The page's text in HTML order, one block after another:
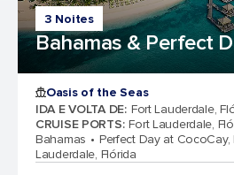
3 Noites
Bahamas & Perfect
Oasis of the Seas
IDA E VOLTA DE: Fort Lauderdale,
CRUISE PORTS: Fort Lauderdale,
Bahamas
Perfect Day at CocoCay,
Lauderdale, Flórida